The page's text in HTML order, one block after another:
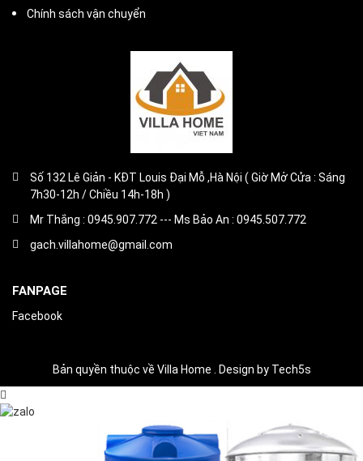
Chính sách vận chuyển
Số 132 Lê Giản - KĐT Louis Đại Mỗ ,Hà Nội ( Giờ Mở Cửa : Sáng
7h30-12h / Chiều 14h-18h )
Mr Thắng : 0945.907.772 --- Ms Bảo An : 0945.507.772
gach.villahome@gmail.com
FANPAGE
Facebook
Bản quyền thuộc về Villa Home . Design by Tech5s